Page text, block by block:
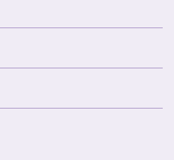
ellen kezdi az új